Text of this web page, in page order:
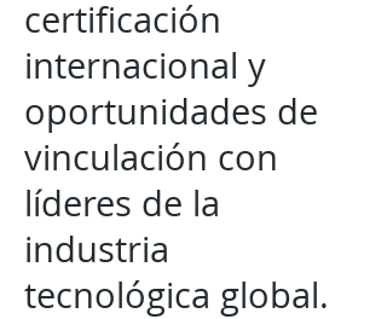
certificación
internacional y
oportunidades de
vinculación con
líderes de la
industria
tecnológica global.